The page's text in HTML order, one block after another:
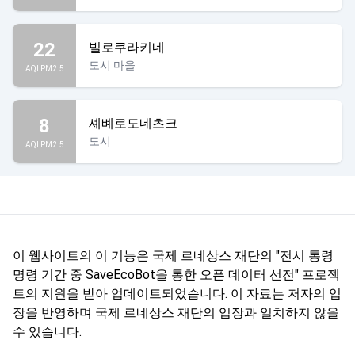
22
AQI PM2.5
빌로쿠라키네
도시 마을
8
AQI PM2.5
셰볘로도네츠크
도시
이 웹사이트의 이 기능은 국제 르네상스 재단의 "전시 통령
명령 기간 중 SaveEcoBot을 통한 오픈 데이터 선전" 프로젝
트의 지원을 받아 업데이트되었습니다. 이 자료는 저자의 입
장을 반영하며 국제 르네상스 재단의 입장과 일치하지 않을
수 있습니다.